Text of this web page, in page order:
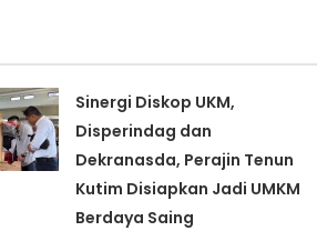
Sinergi Diskop UKM,
Disperindag dan
Dekranasda, Perajin Tenun
Kutim Disiapkan Jadi UMKM
Berdaya Saing